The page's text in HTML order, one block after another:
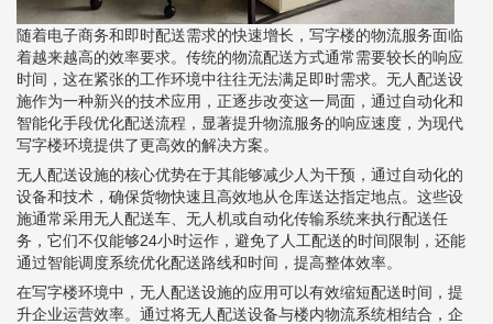
随着电子商务和即时配送需求的快速增长，写字楼的物流服务面临
着越来越高的效率要求。传统的物流配送方式通常需要较长的响应
时间，这在紧张的工作环境中往往无法满足即时需求。无人配送设
施作为一种新兴的技术应用，正逐步改变这一局面，通过自动化和
智能化手段优化配送流程，显著提升物流服务的响应速度，为现代
写字楼环境提供了更高效的解决方案。
无人配送设施的核心优势在于其能够减少人为干预，通过自动化的
设备和技术，确保货物快速且高效地从仓库送达指定地点。这些设
施通常采用无人配送车、无人机或自动化传输系统来执行配送任
务，它们不仅能够24小时运作，避免了人工配送的时间限制，还能
通过智能调度系统优化配送路线和时间，提高整体效率。
在写字楼环境中，无人配送设施的应用可以有效缩短配送时间，提
升企业运营效率。通过将无人配送设备与楼内物流系统相结合，企